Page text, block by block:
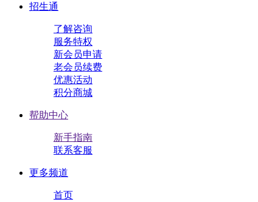
招生通
了解咨询
服务特权
新会员申请
老会员续费
优惠活动
积分商城
帮助中心
新手指南
联系客服
更多频道
首页